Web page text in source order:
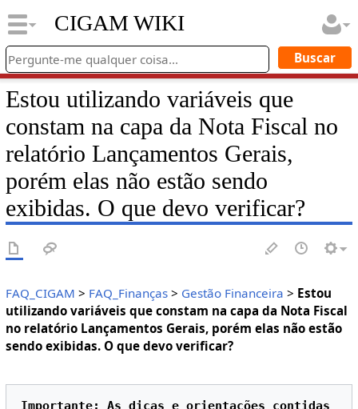
CIGAM WIKI
Estou utilizando variáveis que
constam na capa da Nota Fiscal no
relatório Lançamentos Gerais,
porém elas não estão sendo
exibidas. O que devo verificar?
FAQ_CIGAM > FAQ_Finanças> Gestão Financeira > Estou
utilizando variáveis que constam na capa da Nota Fiscal
no relatório Lançamentos Gerais, porém elas não estão
sendo exibidas. O que devo verificar?